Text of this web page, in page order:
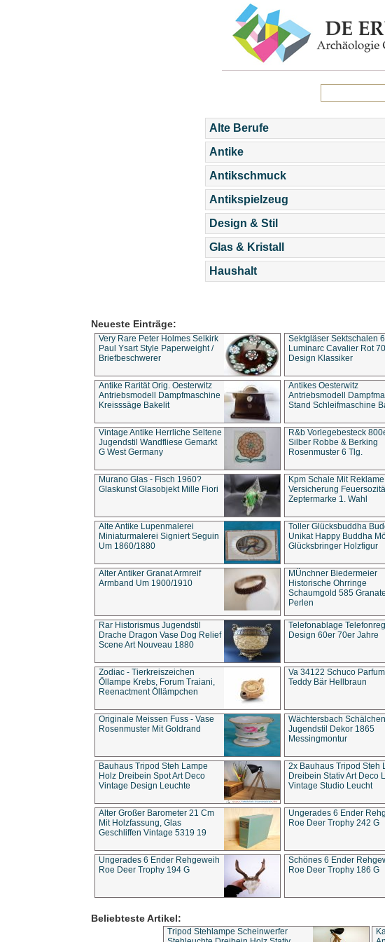
Alte Berufe
Antike
Antikschmuck
Antikspielzeug
Design & Stil
Glas & Kristall
Haushalt
Neueste Einträge:
Very Rare Peter Holmes Selkirk
Paul Ysart Style Paperweight /
Briefbeschwerer
Sektgläser Sektschalen
Luminarc Cavalier Rot
Design Klassiker
Antike Rarität Orig. Oesterwitz
Antriebsmodell Dampfmaschine
Kreisssäge Bakelit
Antikes Oesterwitz
Antriebsmodell
Stand Schleifmaschine
Vintage Antike Herrliche Seltene
Jugendstil Wandfliese Gemarkt
G West Germany
R&b Vorlegebesteck
Silber Robbe & Berking
Rosenmuster 6 Tlg.
Murano Glas - Fisch 1960?
Glaskunst Glasobjekt Mille Fiori
Kpm Schale Mit Reklame
Versicherung
Zeptermarke 1. Wahl
Alte Antike Lupenmalerei
Miniaturmalerei Signiert Seguin
Um 1860/1880
Toller Glücksbuddha
Unikat Happy Buddha
Glücksbringer Holzfigur
Alter Antiker Granat Armreif
Armband Um 1900/1910
MÜnchner Biedermeier
Historische Ohrringe
Schaumgold 585
Perlen
Rar Historismus Jugendstil
Drache Dragon Vase Dog Relief
Scene Art Nouveau 1880
Telefonablage
Design 60er 70er Jahre
Zodiac - Tierkreiszeichen
Öllampe Krebs, Forum Traiani,
Reenactment Öllämpchen
Va 34122 Schuco
Teddy Bär Hellbraun
Originale Meissen Fuss - Vase
Rosenmuster Mit Goldrand
Wächtersbach Schälchen
Jugendstil Dekor 1865
Messingmontur
Bauhaus Tripod Steh Lampe
Holz Dreibein Spot Art Deco
Vintage Design Leuchte
2x Bauhaus Tripod Steh
Dreibein Stativ Art Deco
Vintage Studio Leucht
Alter Großer Barometer 21 Cm
Mit Holzfassung, Glas
Geschliffen Vintage 5319 19
Ungerades 6 Ender
Roe Deer Trophy 242 G
Ungerades 6 Ender Rehgeweih
Roe Deer Trophy 194 G
Schönes 6 Ender
Roe Deer Trophy 186 G
Beliebteste Artikel:
Tripod Stehlampe Scheinwerfer